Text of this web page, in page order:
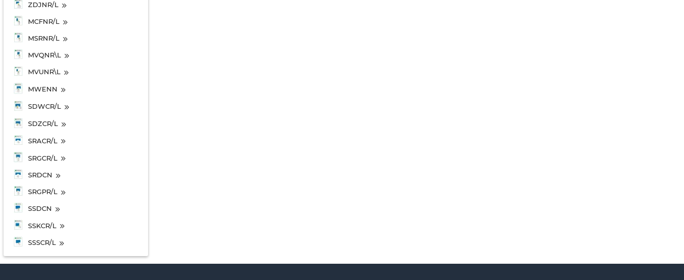
ZDJNR/L
MCFNR/L
MSRNR/L
MVQNR\L
MVUNR\L
MWENN
SDWCR/L
SDZCR/L
SRACR/L
SRGCR/L
SRDCN
SRGPR/L
SSDCN
SSKCR/L
SSSCR/L